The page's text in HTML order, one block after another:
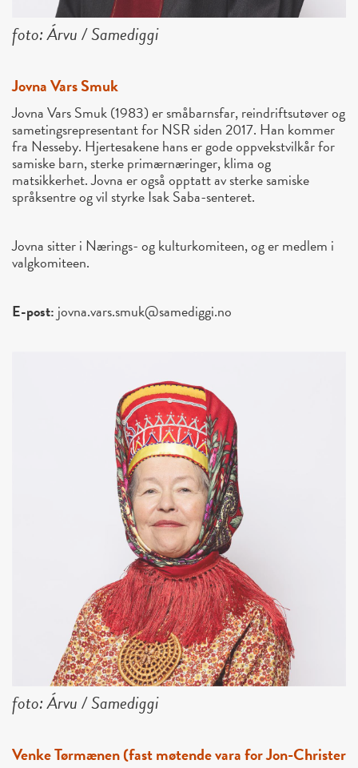
foto: Árvu / Samediggi
Jovna Vars Smuk
Jovna Vars Smuk (1983) er småbarnsfar, reindriftsutøver og
sametingsrepresentant for NSR siden 2017. Han kommer
fra Nesseby. Hjertesakene hans er gode oppvekstvilkår for
samiske barn, sterke primærnæringer, klima og
matsikkerhet. Jovna er også opptatt av sterke samiske
språksentre og vil styrke Isak Saba-senteret.
Jovna sitter i Nærings- og kulturkomiteen, og er medlem i
valgkomiteen.
E-post: jovna.vars.smuk@samediggi.no
foto: Árvu / Samediggi
Venke Tørmænen (fast møtende vara for Jon-Christer